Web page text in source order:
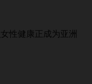
性健康正成为亚洲